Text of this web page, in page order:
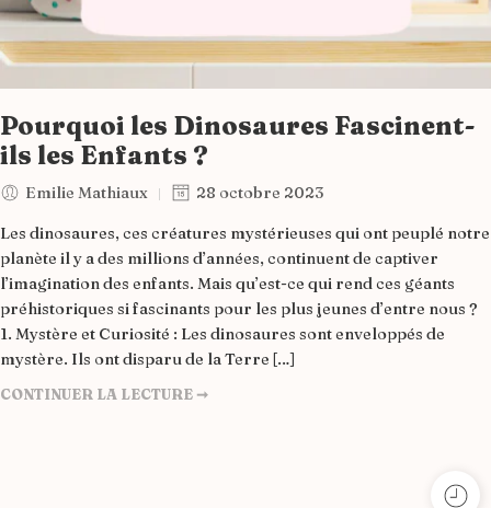
Pourquoi les Dinosaures Fascinent-
ils les Enfants ?
Emilie Mathiaux 28 octobre 2023
Les dinosaures, ces créatures mystérieuses qui ont peuplé notre
planète il y a des millions d’années, continuent de captiver
l’imagination des enfants. Mais qu’est-ce qui rend ces géants
préhistoriques si fascinants pour les plus jeunes d’entre nous ?
1. Mystère et Curiosité : Les dinosaures sont enveloppés de
mystère. Ils ont disparu de la Terre […]
CONTINUER LA LECTURE ➞